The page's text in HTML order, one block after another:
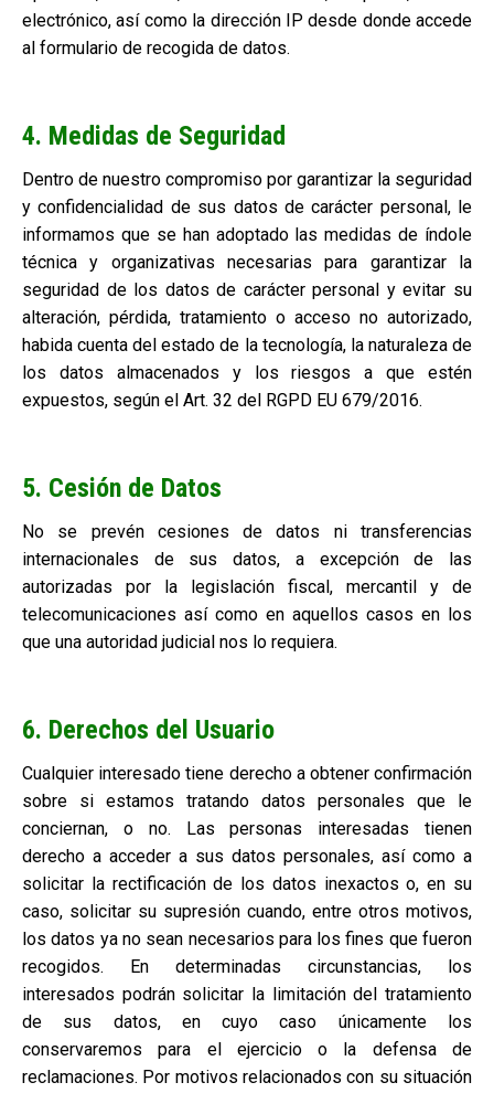
electrónico, así como la dirección IP desde donde accede
al formulario de recogida de datos.
4. Medidas de Seguridad
Dentro de nuestro compromiso por garantizar la seguridad
y confidencialidad de sus datos de carácter personal, le
informamos que se han adoptado las medidas de índole
técnica y organizativas necesarias para garantizar la
seguridad de los datos de carácter personal y evitar su
alteración, pérdida, tratamiento o acceso no autorizado,
habida cuenta del estado de la tecnología, la naturaleza de
los datos almacenados y los riesgos a que estén
expuestos, según el Art. 32 del RGPD EU 679/2016.
5. Cesión de Datos
No se prevén cesiones de datos ni transferencias
internacionales de sus datos, a excepción de las
autorizadas por la legislación fiscal, mercantil y de
telecomunicaciones así como en aquellos casos en los
que una autoridad judicial nos lo requiera.
6. Derechos del Usuario
Cualquier interesado tiene derecho a obtener confirmación
sobre si estamos tratando datos personales que le
conciernan, o no. Las personas interesadas tienen
derecho a acceder a sus datos personales, así como a
solicitar la rectificación de los datos inexactos o, en su
caso, solicitar su supresión cuando, entre otros motivos,
los datos ya no sean necesarios para los fines que fueron
recogidos. En determinadas circunstancias, los
interesados podrán solicitar la limitación del tratamiento
de sus datos, en cuyo caso únicamente los
conservaremos para el ejercicio o la defensa de
reclamaciones. Por motivos relacionados con su situación